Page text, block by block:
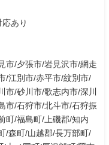
あり
市/夕張市/岩見沢市/網走
/江別市/赤平市/紋別市/
市/砂川市/歌志内市/深川
市/石狩市/北斗市/石狩振
町/福島町/上磯郡/知内
/森町/山越郡/長万部町/